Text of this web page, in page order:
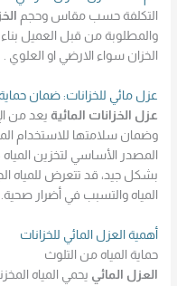
التكلفة حسب مقاس وحجم
والمطلوبة من قبل العميل
الخزان سواء الارضي او العلوي .
عزل مائي للخزانات: ضمان
عزل الخزانات المائية يعد من
وضمان سلامتها للاستخدام
المصدر الأساسي لتخزين المياه
بشكل جيد، قد تتعرض للمياه
المياه والتسبب في أضرار صحية.
أهمية العزل المائي للخزانات
حماية المياه من التلوث
العزل المائي يحمي المياه